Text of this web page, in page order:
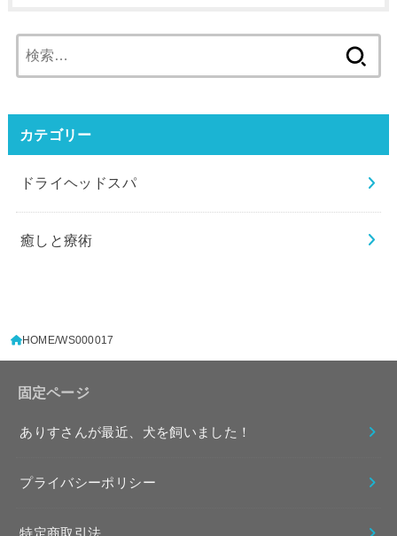
索:
カテゴリー
ドライヘッドスパ
癒しと療術
HOME WS000017
固定ページ
ありすさんが最近、犬を飼いました！
プライバシーポリシー